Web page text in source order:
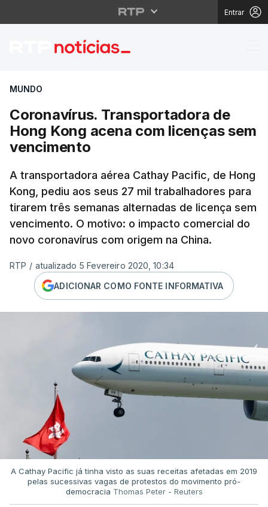
Entrar
Coronavírus.
MUNDO
Coronavírus. Transportadora de
Hong Kong acena com licenças sem
vencimento
A transportadora aérea Cathay Pacific, de Hong
Kong, pediu aos seus 27 mil trabalhadores para
tirarem três semanas alternadas de licença sem
vencimento. O motivo: o impacto comercial do
novo coronavírus com origem na China.
RTP / atualizado 5 Fevereiro 2020, 10:34
ADICIONAR COMO FONTE INFORMATIVA
A Cathay Pacific já tinha visto as suas receitas afetadas em 2019
pelas sucessivas vagas de protestos do movimento pró-
democracia Thomas Peter - Reuters